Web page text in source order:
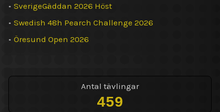
• SverigeGäddan 2026 Höst
• Swedish 48h Pearch Challenge 2026
• Öresund Open 2026
Antal tävlingar
459